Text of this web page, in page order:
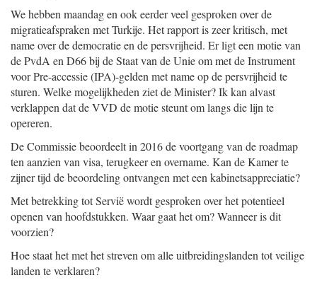
We hebben maandag en ook eerder veel gesproken over de
migratieafspraken met Turkije. Het rapport is zeer kritisch, met
name over de democratie en de persvrijheid. Er ligt een motie van
de PvdA en D66 bij de Staat van de Unie om met de Instrument
voor Pre-accessie (IPA)-gelden met name op de persvrijheid te
sturen. Welke mogelijkheden ziet de Minister? Ik kan alvast
verklappen dat de VVD de motie steunt om langs die lijn te
opereren.
De Commissie beoordeelt in 2016 de voortgang van de roadmap
ten aanzien van visa, terugkeer en overname. Kan de Kamer te
zijner tijd de beoordeling ontvangen met een kabinetsappreciatie?
Met betrekking tot Servië wordt gesproken over het potentieel
openen van hoofdstukken. Waar gaat het om? Wanneer is dit
voorzien?
Hoe staat het met het streven om alle uitbreidingslanden tot veilige
landen te verklaren?